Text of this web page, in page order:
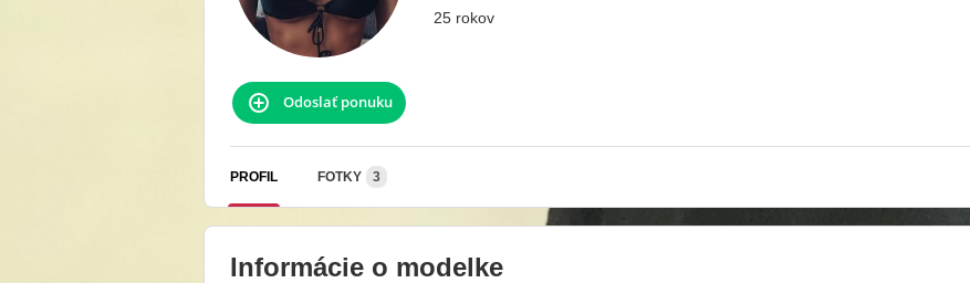
25 rokov
Odoslať ponuku
PROFIL FOTKY 3
Informácie o modelke